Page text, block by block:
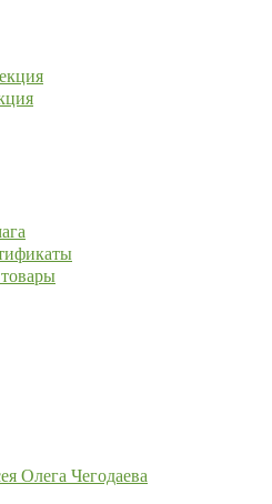
Олега Чегодаева